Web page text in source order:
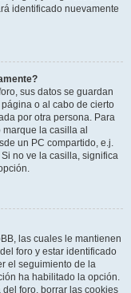
identificado nuevamente
sus datos se guardan
o al cabo de cierto
por otra persona. Para
la casilla al
un PC compartido, e.j.
no ve la casilla, significa
las cuales le mantienen
foro y estar identificado
el seguimiento de la
ha habilitado la opción.
foro, borrar las cookies